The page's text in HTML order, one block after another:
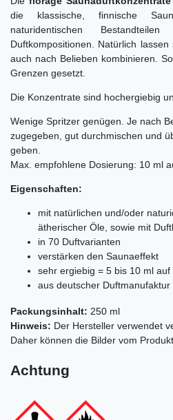
die klassische, finnische
naturidentischen
Duftkompositionen. Natürlich
auch nach Belieben kombinieren.
Grenzen gesetzt.
Die Konzentrate sind hochergiebig
Wenige Spritzer genügen. Je nach
zugegeben, gut durchmischen und
geben.
Max. empfohlene Dosierung: 10 ml
Eigenschaften:
mit natürlichen und/oder
ätherischer Öle, sowie mit
in 70 Duftvarianten
verstärken den Saunaeffekt
sehr ergiebig = 5 bis 10 ml auf
aus deutscher Duftmanufaktur
Packungsinhalt: 250 ml
Hinweis: Der Hersteller verwendet
Daher können die Bilder vom
Achtung